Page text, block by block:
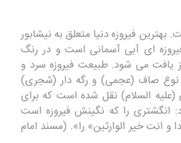
فیروزه دنیا متعلق به نیشابور
ای آبی آسمانی است و در رنگ
یافت می شود. طبیعت فیروزه سرد و
صاف (عجمی) و رگه دار (شجری)
السلام) نقل شده است که برای
انگشتری را که نگینش فیروزه است
و انت خیر الوارثین» را». (مسند امام